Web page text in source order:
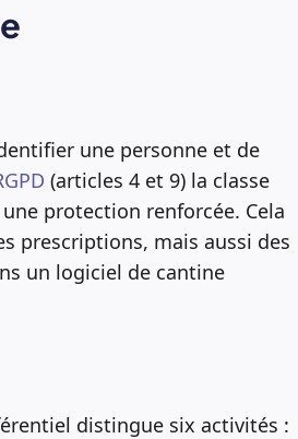
une personne et de
(articles 4 et 9) la classe
protection renforcée. Cela
prescriptions, mais aussi des
un logiciel de cantine
distingue six activités :